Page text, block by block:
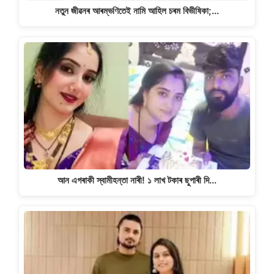
নতুন জীৱনৰ আৰম্ভণিতেই নামি আহিল চৰম বিভীষিকা;…
আন এগৰাকী স্বামীহন্তা নাৰী! ১ লাখ টকাৰ ছুপাৰী দি…